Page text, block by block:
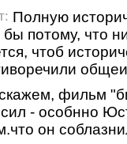
Полную
бы потому, что
чтоб
фильм
- особнно
он